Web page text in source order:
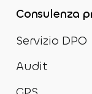
Consulenza
Servizio DPO
Audit